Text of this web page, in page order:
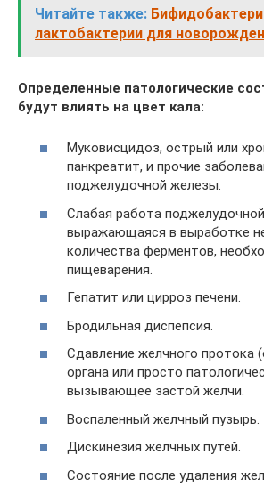
Читайте также:
лактобактерии для
Определенные патологические
будут влиять на цвет кала:
Муковисцидоз, острый или
панкреатит, и прочие
поджелудочной железы.
Слабая работа
выражающаяся в выработке
количества ферментов,
пищеварения.
Гепатит или цирроз печени.
Бродильная диспепсия.
Сдавление желчного протока
органа или просто
вызывающее застой желчи.
Воспаленный желчный пузырь.
Дискинезия желчных путей.
Состояние после удаления